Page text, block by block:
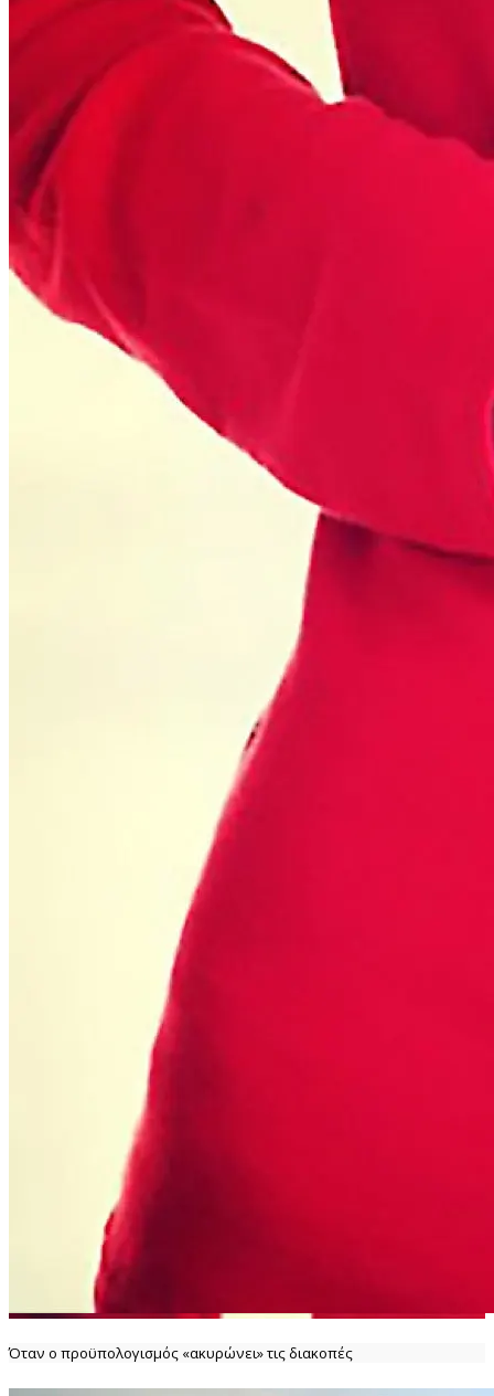
Όταν ο προϋπολογισμός «ακυρώνει» τις διακοπές